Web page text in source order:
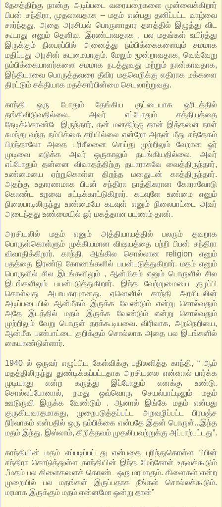
தேசத்திற்கு நான்கு அடிப்படை வரையறைகளை முன்வைக்கிறார்
பிபன் சந்திரா, முதலாவதாக – மதம் என்பது தனிப்பட்ட வாழ்வை
சார்ந்தது, அதை அரசியல் பொருளாதார தளத்தில் இழுத்து விட
கூடாது எனும் தெளிவு. இரண்டாவதாக , பல மதங்கள் உயிர்த்து
இருக்கும் நிலபரப்பில் அனைத்து நம்பிக்கைகளையும் சமமாக
மதிப்பது அரசின் கடமையாகும். மேலும் மூன்றாவதாக, வெவ்வேறு
நம்பிக்கையாளர்களை சமமாக நடத்துவது மற்றும் நான்காவதாக,
இந்தியாவை பொருத்தவரை தீவிர மதவெறிக்கு எதிராக மக்களை
திரட்டும் சக்தியாக மதச்சார்பின்மை செயலாற்றுவது.
காந்தி ஒரு போதும் தேங்கிய குட்டையாக ஓரிடத்தில்
தங்கிவிடுவதில்லை. அவர் எப்போதும் சத்தியத்தை
தேடிக்கொண்டே இருந்தார், தன் மனதிற்கு தான் இத்தனை நாள்
சுமந்து வந்த நம்பிக்கை சரியில்லை என்றோ அதன் மீது சந்தேகம்
பிறந்தாலோ அதை பரிசீலனை செய்து முற்றிலும் வேறான ஓர்
முடிவை எடுக்க அவர் ஒருகாலும் தயங்கியதில்லை. அவர்
எப்போதும் தன்னை விவாதத்திற்கு தயாராகவே வைத்திருந்தார்,
உண்மையை ஏற்றுகொள்ள திறந்த மனதுடன் காத்திருந்தார்.
அதற்கு உதாரணமாக பிபன் சந்திரா நாத்திகரான கோராவோடு
கொண்ட உறவை சுட்டிக்காட்டுகிறார். கடவுளே உண்மை எனும்
நிலைபாடிலிருந்து உண்மையே கடவுள் எனும் நிலைபாட்டை அவர்
அடைந்தது உண்மையில் ஓர் மகத்தான பயணம் தான்.
அரசியலில் மதம் எனும் அத்தியாயத்தில் பலரும் தவறாக
பொருள்கொள்ளும் முக்கியமான விஷயத்தை பற்றி பிபன் சந்திரா
விவாதிக்கிறார். காந்தி, ஆங்கில சொல்லான religion எனும்
பதத்தை இரண்டு கோணங்களில் பயன்படுத்துகிறார். மதம் எனும்
பொருளில் சில இடங்களிலும் , ஆன்மிகம் எனும் பொருளில் சில
இடங்களிலும் பயன்படுத்துகிறார். இந்த வேற்றுமையை குழப்பி
கொள்வது அபாயகரமானது. ஏனெனில் காந்தி அரசியலின்
அடிப்படையில் ஆன்மீகம் இருக்க வேண்டும் என்று சொல்வதும்
அதே இடத்தில் மதம் இருக்க வேண்டும் என்று சொல்வதும்
முற்றிலும் வேறு பொருள் தரக்கூடியவை. விரிவாக, அறநெறியை,
ஆன்மீக பண்பாட்டை குறிக்கும் சொல்லாக அதை பல இடங்களில்
கையாண்டுள்ளார்.
1940 ல் ஒருவர் எழுப்பிய கேள்விக்கு பதிலளித்த காந்தி, “ ஆம்
மதத்திலிருந்து துண்டிக்கப்பட்டதாக அரசியலை என்னால் பார்க்க
முடியாது என்ற கருத்து இப்போதும் எனக்கு உண்டு.
சொல்லப்போனால், நமது ஒவ்வொரு செயல்பாட்டிலும் மதம்
ஊடுருவி இருக்க வேண்டும் . ஆனால் இங்கே மதம் என்பது
குருகியவாதமாகது, முறைபடுத்தப்பட்ட அறவழிப்பட்ட பிரபஞ்ச
நிர்வாகம் என்பதில் ஒரு நம்பிக்கை என்பதே இதன் பொருள்...இந்த
மதம் இந்து, இஸ்லாம், கிறித்தவம் முதலியவற்றுக்கு அப்பாற்பட்டது”.
காந்தியின் மதம் எப்படிப்பட்டது என்பதை புரிந்துகொள்ள பிபின்
சந்திரா கொடுத்துள்ள காந்தியின் இந்த மேற்கோள் உதவக்கூடும்
,”மதம் பல கிளைகளைக் கொண்ட ஒரு மரமாகும். கிளைகள் என்ற
முறையில் பல மதங்கள் இருப்பதாக நீங்கள் சொல்லக்கூடும்.
மரமாக இருக்கும் மதம் என்னமோ ஒன்று தான்”